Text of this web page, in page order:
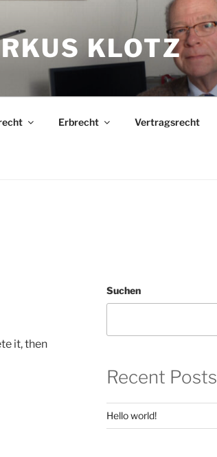
KLOTZ
Erbrecht Vertragsrecht
it, then
Suchen
Recent Posts
Hello world!